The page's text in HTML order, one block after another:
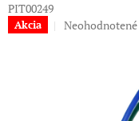
PIT00249
Akcia
Priemerné
Neohodnotené